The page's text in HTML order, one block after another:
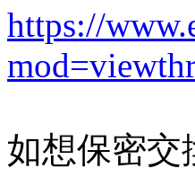
https://
如想保密交